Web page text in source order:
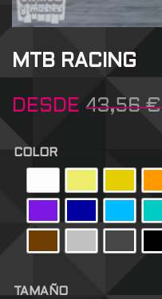
MTB RACING
DESDE 43,56€
COLOR
TAMAÑO